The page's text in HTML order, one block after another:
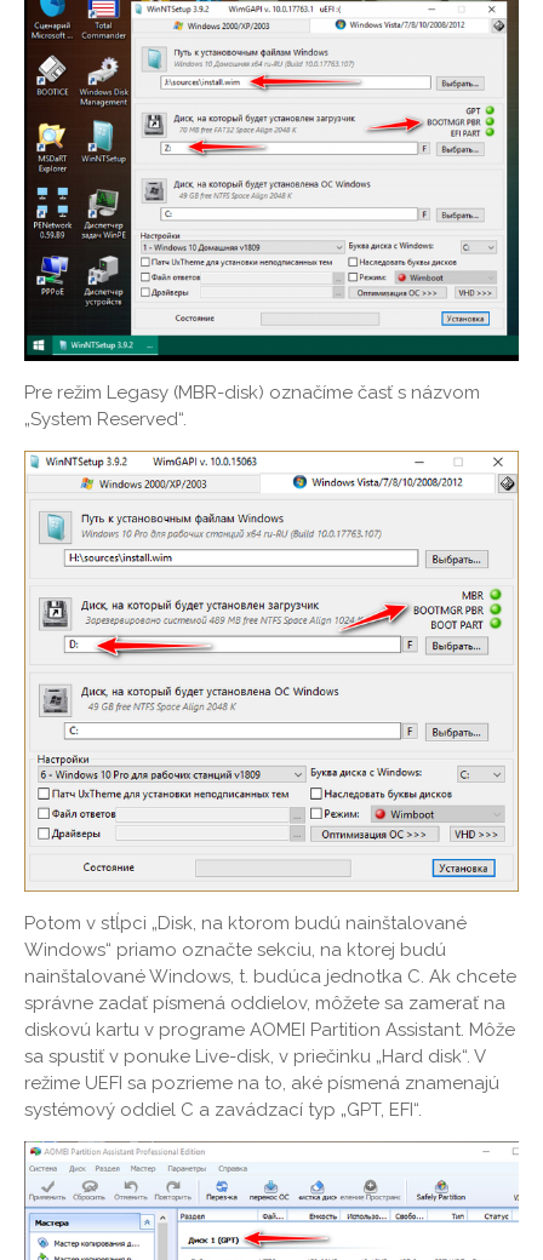
Pre režim Legasy (MBR-disk) označíme časť s názvom
„System Reserved“.
Potom v stĺpci „Disk, na ktorom budú nainštalované
Windows“ priamo označte sekciu, na ktorej budú
nainštalované Windows, t. budúca jednotka C. Ak chcete
správne zadať písmená oddielov, môžete sa zamerať na
diskovú kartu v programe AOMEI Partition Assistant. Môže
sa spustiť v ponuke Live-disk, v priečinku „Hard disk“. V
režime UEFI sa pozrieme na to, aké písmená znamenajú
systémový oddiel C a zavádzací typ „GPT, EFI“.